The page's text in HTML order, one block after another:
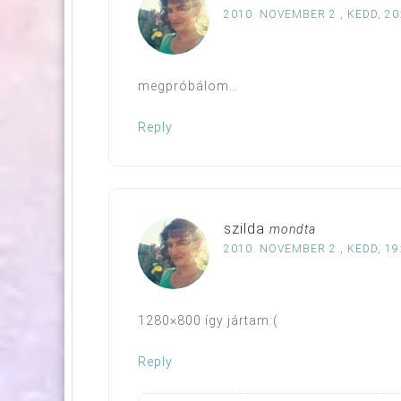
2010. NOVEMBER 2., KEDD,
megpróbálom…
Reply
szilda mondta
2010. NOVEMBER 2., KEDD,
1280×800 így jártam:(
Reply